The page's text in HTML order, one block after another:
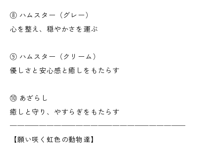
⑧ ハムスター（グレー）
心を整え、穏やかさを運ぶ
⑨ ハムスター（クリーム）
優しさと安心感と癒しをもたらす
⑩ あざらし
癒しと守り、やすらぎをもたらす
────────────────────────
【願い咲く虹色の動物達】